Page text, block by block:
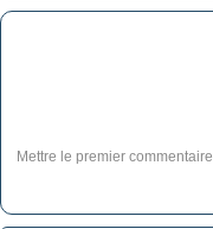
Mettre le premier commentaire